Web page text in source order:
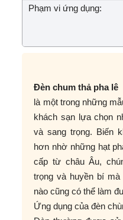
Phạm vi ứng dụng:
Đèn chum thả pha lê
là một trong những
khách sạn lựa chọn
và sang trọng. Biến
hơn nhờ những hạt
cấp từ châu Âu,
trọng và huyền bí
nào cũng có thể làm
Ứng dụng của đèn